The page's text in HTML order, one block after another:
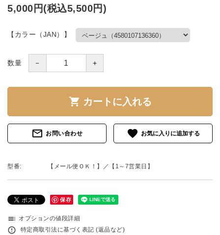
5,000円(税込5,500円)
【カラー（JAN）】
数量 － ＋
shopping_cart カートに入れる
mail_outline お問い合わせ favorite
型番: 【メール便ＯＫ！】／【1～7営業日】
保存
toc オプションの値段詳細
error_outline 特定商取引法に基づく表記 (返品など)